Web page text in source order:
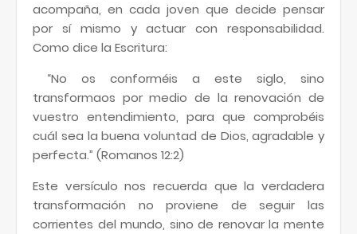
acompaña, en cada joven que decide pensar
por sí mismo y actuar con responsabilidad.
Como dice la Escritura:
“No os conforméis a este siglo, sino
transformaos por medio de la renovación de
vuestro entendimiento, para que comprobéis
cuál sea la buena voluntad de Dios, agradable y
perfecta.” (Romanos 12:2)
Este versículo nos recuerda que la verdadera
transformación no proviene de seguir las
corrientes del mundo, sino de renovar la mente